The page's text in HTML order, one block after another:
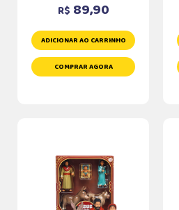
R$ 89,90
ADICIONAR AO CARRINHO
COMPRAR AGORA